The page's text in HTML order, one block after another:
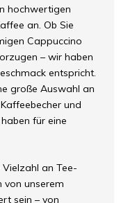
hochwertigen
an. Ob Sie
Cappuccino
– wir haben
entspricht.
große Auswahl an
und
für eine
an Tee-
von unserem
sein – von